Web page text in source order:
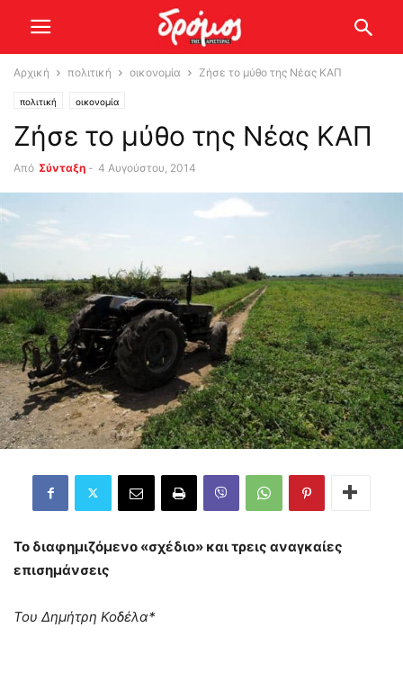
Αρχική πολιτική οικονομία Ζήσε το μύθο της Νέας ΚΑΠ
πολιτική οικονομία
Ζήσε το μύθο της Νέας ΚΑΠ
Από Σύνταξη - 4 Αυγούστου, 2014
Το διαφημιζόμενο «σχέδιο» και τρεις αναγκαίες
επισημάνσεις
Του Δημήτρη Κοδέλα*